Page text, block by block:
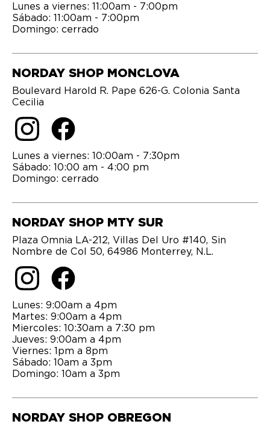
Lunes a viernes: 11:00am - 7:00pm
Sábado: 11:00am - 7:00pm
Domingo: cerrado
NORDAY SHOP MONCLOVA
Boulevard Harold R. Pape 626-G. Colonia Santa
Cecilia
Lunes a viernes: 10:00am - 7:30pm
Sábado: 10:00 am - 4:00 pm
Domingo: cerrado
NORDAY SHOP MTY SUR
Plaza Omnia LA-212, Villas Del Uro #140, Sin
Nombre de Col 50, 64986 Monterrey, N.L.
Lunes: 9:00am a 4pm
Martes: 9:00am a 4pm
Miercoles: 10:30am a 7:30 pm
Jueves: 9:00am a 4pm
Viernes: 1pm a 8pm
Sábado: 10am a 3pm
Domingo: 10am a 3pm
NORDAY SHOP OBREGON